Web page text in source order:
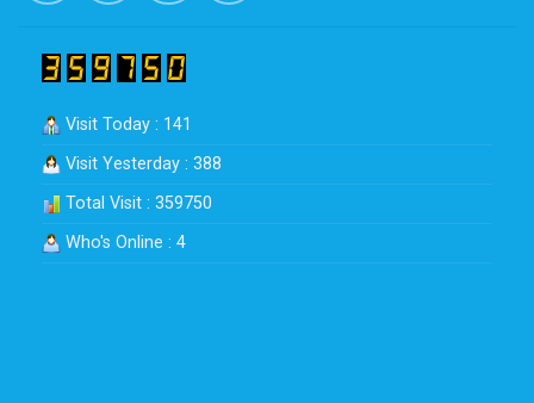
Visit Today : 141
Visit Yesterday : 388
Total Visit : 359750
Who's Online : 4